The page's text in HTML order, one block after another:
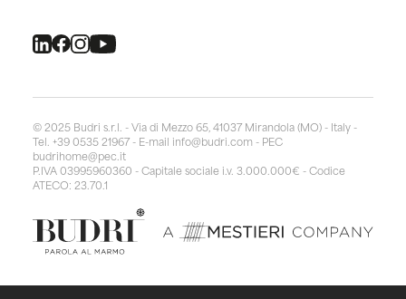
© 2025 Budri s.r.l. - Via di Mezzo 65, 41037 Mirandola (MO) - Italy -
Tel. +39 0535 21967 - E-mail info@budri.com - PEC
budrihome@pec.it
P.IVA 03995960360 - Capitale sociale i.v. 3.000.000€ - Codice
ATECO: 23.70.1